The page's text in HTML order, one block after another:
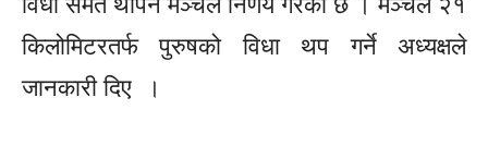
किलोमिटरतर्फ पुरुषको विधा थप गर्ने अध्यक्षले
जानकारी दिए ।